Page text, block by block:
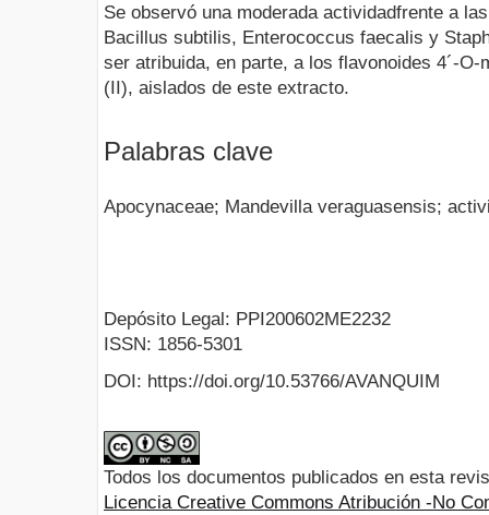
Se observó una moderada actividadfrente a
Bacillus subtilis, Enterococcus faecalis y
ser atribuida, en parte, a los flavonoides 4´-
(II), aislados de este extracto.
Palabras clave
Apocynaceae; Mandevilla veraguasensis;
Depósito Legal: PPI200602ME2232
ISSN: 1856-5301
DOI: https://doi.org/10.53766/AVANQUIM
Todos los documentos publicados en esta
Licencia Creative Commons Atribución -No